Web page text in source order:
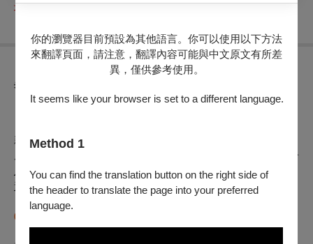
你的瀏覽器目前預設為其他語言。你可以使用以下方法
來翻譯頁面，請注意，翻譯內容可能與中文原文有所差
異，僅供參考使用。
It seems like your browser is set to a different language.
Method 1
You can find the translation button on the right side of
the header to translate the page into your preferred
language.
場
異動公告
親愛的觀眾，你好，
於
屏東藝術館 演出之秀琴歌劇團《囍事雙飛》 ，因_演員身體因
素
，將 2025年06月28日（六）14:30延期至2026年01月17日
（六）14:30，
01月18日（日）14:30